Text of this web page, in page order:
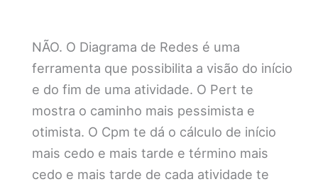
NÃO. O Diagrama de Redes é uma
ferramenta que possibilita a visão do início
e do fim de uma atividade. O Pert te
mostra o caminho mais pessimista e
otimista. O Cpm te dá o cálculo de início
mais cedo e mais tarde e término mais
cedo e mais tarde de cada atividade te